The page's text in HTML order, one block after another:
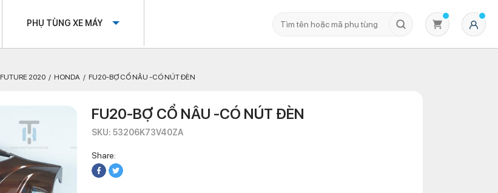
PHỤ TÙNG XE MÁY
FUTURE 2020 HONDA FU20-BỢ CỔ NÂU -CÓ NÚT ĐÈN
FU20-BỢ CỔ NÂU -CÓ NÚT ĐÈN
SKU: 53206K73V40ZA
Share: